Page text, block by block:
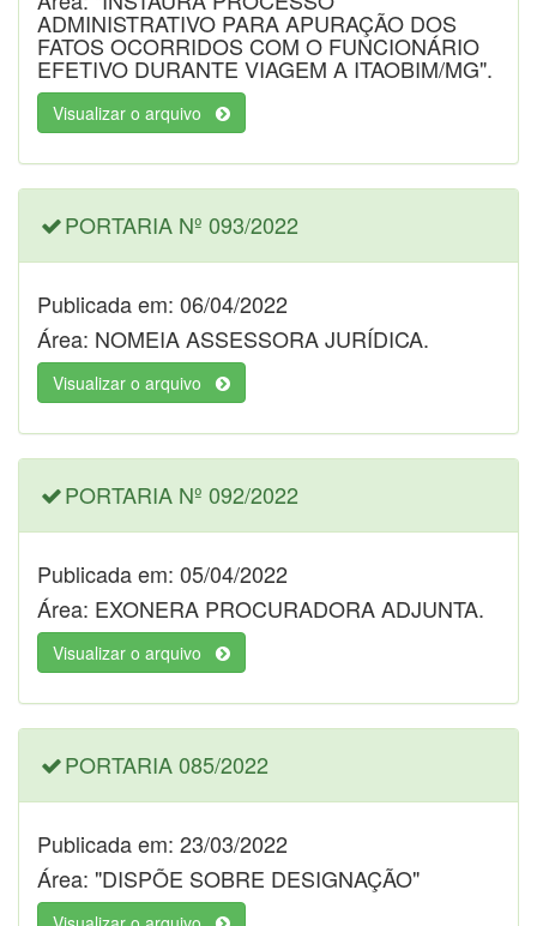
ADMINISTRATIVO PARA APURAÇÃO DOS
FATOS OCORRIDOS COM O FUNCIONÁRIO
EFETIVO DURANTE VIAGEM A ITAOBIM/MG".
Visualizar o arquivo
PORTARIA Nº 093/2022
Publicada em: 06/04/2022
Área: NOMEIA ASSESSORA JURÍDICA.
Visualizar o arquivo
PORTARIA Nº 092/2022
Publicada em: 05/04/2022
Área: EXONERA PROCURADORA ADJUNTA.
Visualizar o arquivo
PORTARIA 085/2022
Publicada em: 23/03/2022
Área: "DISPÕE SOBRE DESIGNAÇÃO"